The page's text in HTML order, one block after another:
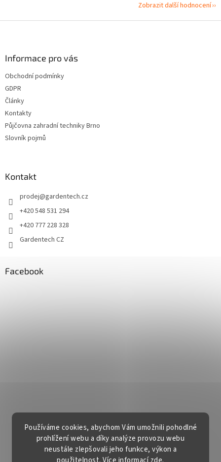
Používáme cookies, abychom Vám umožnili pohodlné
prohlížení webu a díky analýze provozu webu
neustále zlepšovali jeho funkce, výkon a
Zobrazit další hodnocení
Informace pro vás
Obchodní podmínky
GDPR
Články
Kontakty
Půjčovna zahradní techniky Brno
Slovník pojmů
Kontakt
prodej@gardentech.cz
+420 548 531 294
+420 777 228 328
Gardentech CZ
Facebook